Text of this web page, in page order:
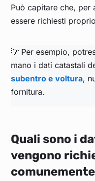
Può capitare che, per
essere richiesti
💡 Per esempio,
mano i dati catastali
subentro e voltura,
fornitura.
Quali sono i
vengono
comunemente